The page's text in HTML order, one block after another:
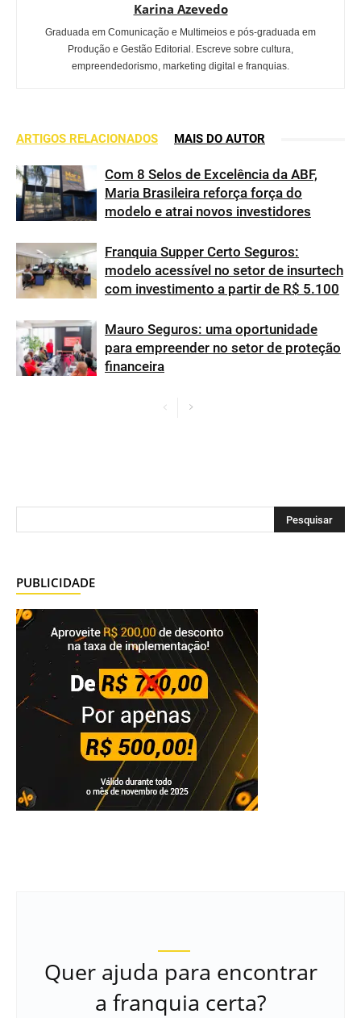
Karina Azevedo
Graduada em Comunicação e Multimeios e pós-graduada em
Produção e Gestão Editorial. Escreve sobre cultura,
empreendedorismo, marketing digital e franquias.
ARTIGOS RELACIONADOS MAIS DO AUTOR
Com 8 Selos de Excelência da ABF,
Maria Brasileira reforça força do
modelo e atrai novos investidores
Franquia Supper Certo Seguros:
modelo acessível no setor de insurtech
com investimento a partir de R$ 5.100
Mauro Seguros: uma oportunidade
para empreender no setor de proteção
financeira
PUBLICIDADE
Quer ajuda para encontrar
a franquia certa?